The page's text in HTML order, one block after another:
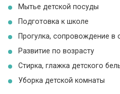
Мытье детской посуды
Подготовка к школе
Прогулка, сопровождение в
Развитие по возрасту
Стирка, глажка детского
Уборка детской комнаты